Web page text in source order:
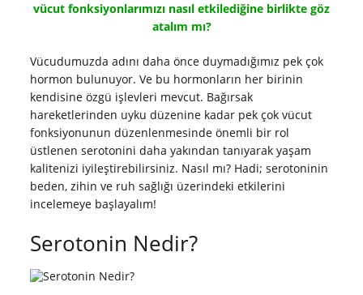
vücut fonksiyonlarımızı nasıl etkilediğine birlikte göz
atalım mı?
Vücudumuzda adını daha önce duymadığımız pek çok
hormon bulunuyor. Ve bu hormonların her birinin
kendisine özgü işlevleri mevcut. Bağırsak
hareketlerinden uyku düzenine kadar pek çok vücut
fonksiyonunun düzenlenmesinde önemli bir rol
üstlenen serotonini daha yakından tanıyarak yaşam
kalitenizi iyileştirebilirsiniz. Nasıl mı? Hadi; serotoninin
beden, zihin ve ruh sağlığı üzerindeki etkilerini
incelemeye başlayalım!
Serotonin Nedir?